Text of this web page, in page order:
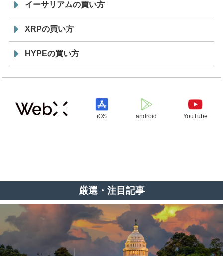
イーサリアムの買い方
XRPの買い方
HYPEの買い方
iOS android YouTube
厳選・注目記事